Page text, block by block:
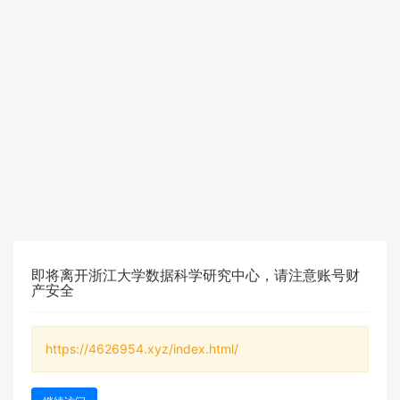
即将离开浙江大学数据科学研究中心，请注意账号财
产安全
https://4626954.xyz/index.html/